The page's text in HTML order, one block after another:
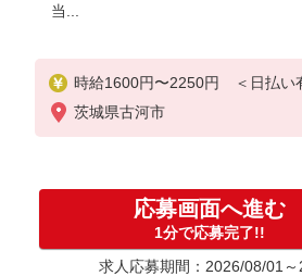
当...
時給1600円〜2250円 ＜日払い
全支給(ガソリン代含む)＞
茨城県古河市
応募画面へ進む
1分で応募完了!!
求人応募期間：2026/08/01